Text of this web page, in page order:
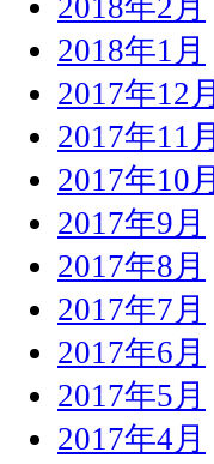
2018年2月
2018年1月
2017年12月
2017年11月
2017年10月
2017年9月
2017年8月
2017年7月
2017年6月
2017年5月
2017年4月